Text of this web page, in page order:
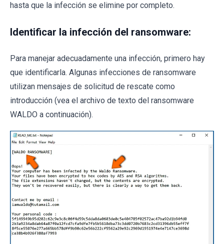
hasta que la infección se elimine por completo.
Identificar la infección del ransomware:
Para manejar adecuadamente una infección, primero hay
que identificarla. Algunas infecciones de ransomware
utilizan mensajes de solicitud de rescate como
introducción (vea el archivo de texto del ransomware
WALDO a continuación).